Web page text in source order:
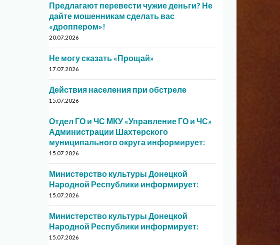
Предлагают перевести чужие деньги? Не
дайте мошенникам сделать вас
«дроппером»!
20.07.2026
Не могу сказать «Прощай»
17.07.2026
Действия населения при обстреле
15.07.2026
Отдел ГО и ЧС МКУ «Управление ГО и ЧС»
Администрации Шахтерского
муниципального округа информирует:
15.07.2026
Министерство культуры Донецкой
Народной Республики информирует:
15.07.2026
Министерство культуры Донецкой
Народной Республики информирует:
15.07.2026